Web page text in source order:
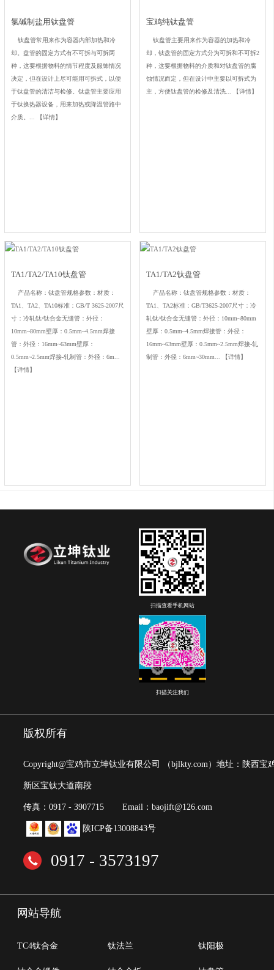
氯碱制盐用钛盘管
钛盘管常用来作为容器内部加热和冷
却。盘管的固定方式有不可拆与可拆两
种，这要根据物料的情节程度及服饰情况
决定，但在设计上尽可能用可拆式，以便
于钛盘管的清洁与检修。钛盘管主要应用
于钛换热器设备，用来加热或降温管路中
介质。...
【详情】
宝鸡纯钛盘管
钛盘管主要用来作为容器的加热和冷
却，钛盘管的固定方式分为可拆和不可拆2
种，这要根据物料的介质和对钛盘管的腐
蚀情况而定，但在设计中主要以可拆式为
主，方便钛盘管的检修及清洗...
【详情】
TA1/TA2/TA10钛盘管
产品名称：钛盘管规格参数：材质：
TA1、TA2、TA10标准：GB/T 3625-2007尺
寸：冷轧钛/钛合金无缝管：外径：
10mm~80mm壁厚：0.5mm~4.5mm焊接
管：外径：16mm~63mm壁厚：
0.5mm~2.5mm焊接-轧制管：外径：6m...
【详情】
TA1/TA2钛盘管
产品名称：钛盘管规格参数：材质：
TA1、TA2标准：GB/T3625-2007尺寸：冷
轧钛/钛合金无缝管：外径：10mm~80mm
壁厚：0.5mm~4.5mm焊接管：外径：
16mm~63mm壁厚：0.5mm~2.5mm焊接-轧
制管：外径：6mm~30mm...
【详情】
扫描查看手机网站
扫描关注我们
版权所有
Copyright@宝鸡市立坤钛业有限公司 （bjlkty.com） 地址：陕西宝
新区宝钛大道南段
传真：0917 - 3907715 Email：baojift@126.com
陕ICP备13008843号
0917 - 3573197
网站导航
TC4钛合金 钛法兰 钛阳极